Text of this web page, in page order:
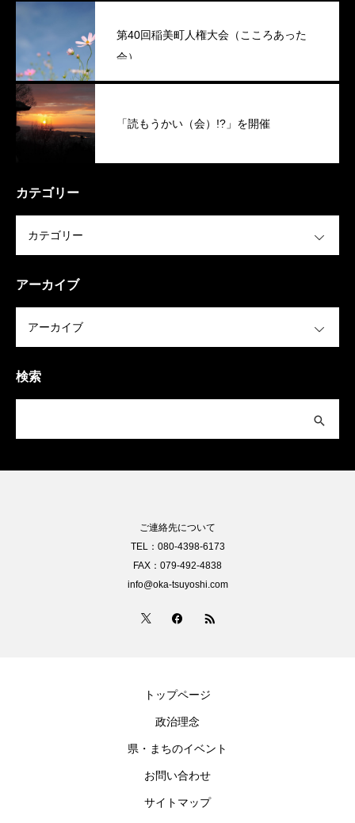
第40回稲美町人権大会（こころあった
会）
「読もうかい（会）!?」を開催
カテゴリー
アーカイブ
検索
ご連絡先について
TEL：080-4398-6173
FAX：079-492-4838
info@oka-tsuyoshi.com
トップページ
政治理念
県・まちのイベント
お問い合わせ
サイトマップ